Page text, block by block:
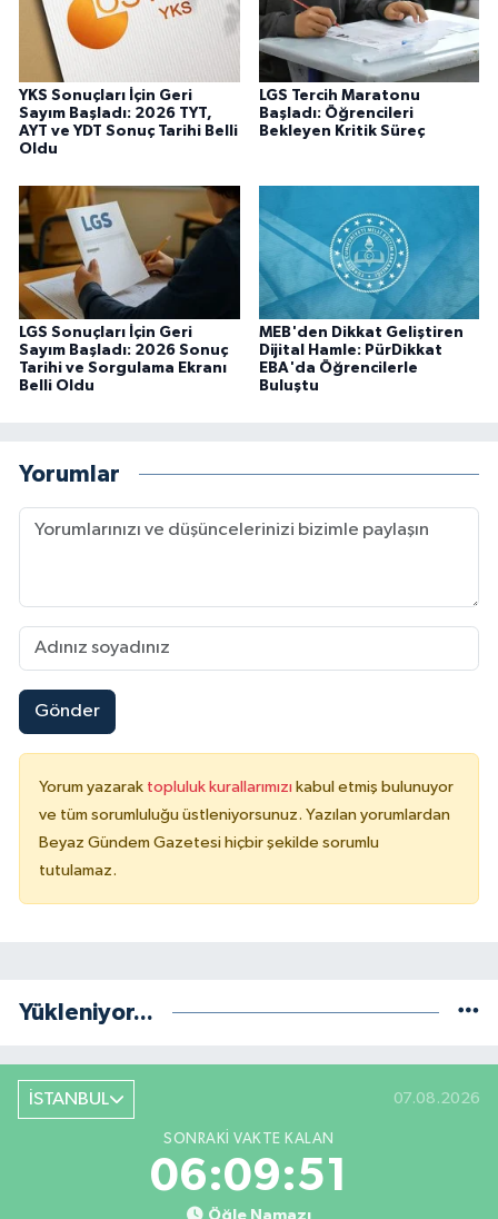
YKS Sonuçları İçin Geri
Sayım Başladı: 2026 TYT,
AYT ve YDT Sonuç Tarihi Belli
Oldu
LGS Tercih Maratonu
Başladı: Öğrencileri
Bekleyen Kritik Süreç
LGS Sonuçları İçin Geri
Sayım Başladı: 2026 Sonuç
Tarihi ve Sorgulama Ekranı
Belli Oldu
MEB'den Dikkat Geliştiren
Dijital Hamle: PürDikkat
EBA'da Öğrencilerle
Buluştu
Yorumlar
Gönder
Yorum yazarak topluluk kurallarımızı kabul etmiş bulunuyor
ve tüm sorumluluğu üstleniyorsunuz. Yazılan yorumlardan
Beyaz Gündem Gazetesi hiçbir şekilde sorumlu
tutulamaz.
Yükleniyor...
İSTANBUL 07.08.2026
SONRAKI VAKTE KALAN
06:09:51
Öğle Namazı